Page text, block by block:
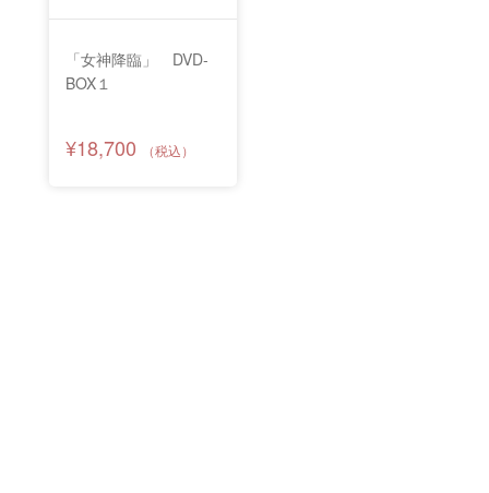
「女神降臨」 DVD-
BOX１
¥18,700